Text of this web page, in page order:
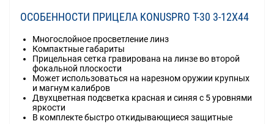
ОСОБЕННОСТИ ПРИЦЕЛА KONUSPRO T-30 3-12X44
Многослойное просветление линз
Компактные габариты
Прицельная сетка гравирована на линзе во второй
фокальной плоскости
Может использоваться на нарезном оружии крупных
и магнум калибров
Двухцветная подсветка красная и синяя с 5 уровнями
яркости
В комплекте быстро откидывающиеся защитные